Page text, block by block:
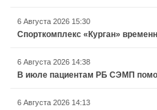
6 Августа 2026 15:30
Спорткомплекс «Курган»
6 Августа 2026 14:38
В июле пациентам РБ СЭМП
6 Августа 2026 14:13